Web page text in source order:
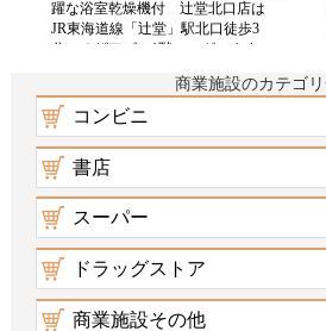
商業施設のカテゴ
コンビニ
書店
スーパー
ドラッグストア
商業施設その他